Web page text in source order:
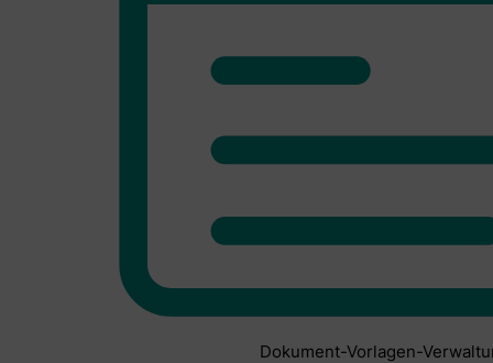
Dokument-Vorlagen-